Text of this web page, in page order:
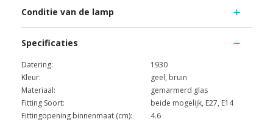
Conditie van de lamp
Specificaties
Datering:
1930
Kleur:
geel, bruin
Materiaal:
gemarmerd glas
Fitting Soort:
beide mogelijk, E27, E14
Fittingopening binnenmaat (cm):
4.6